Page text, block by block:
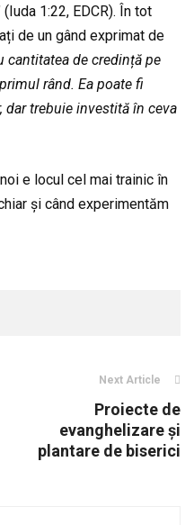
1:22, EDCR). În tot
de un gând exprimat de
cantitatea de credință pe
primul rând. Ea poate fi
dartrebuie investită în ceva
e locul cel mai trainic în
și când experimentăm
Next Article
Proiecte de
evanghelizare și
plantare de biserici